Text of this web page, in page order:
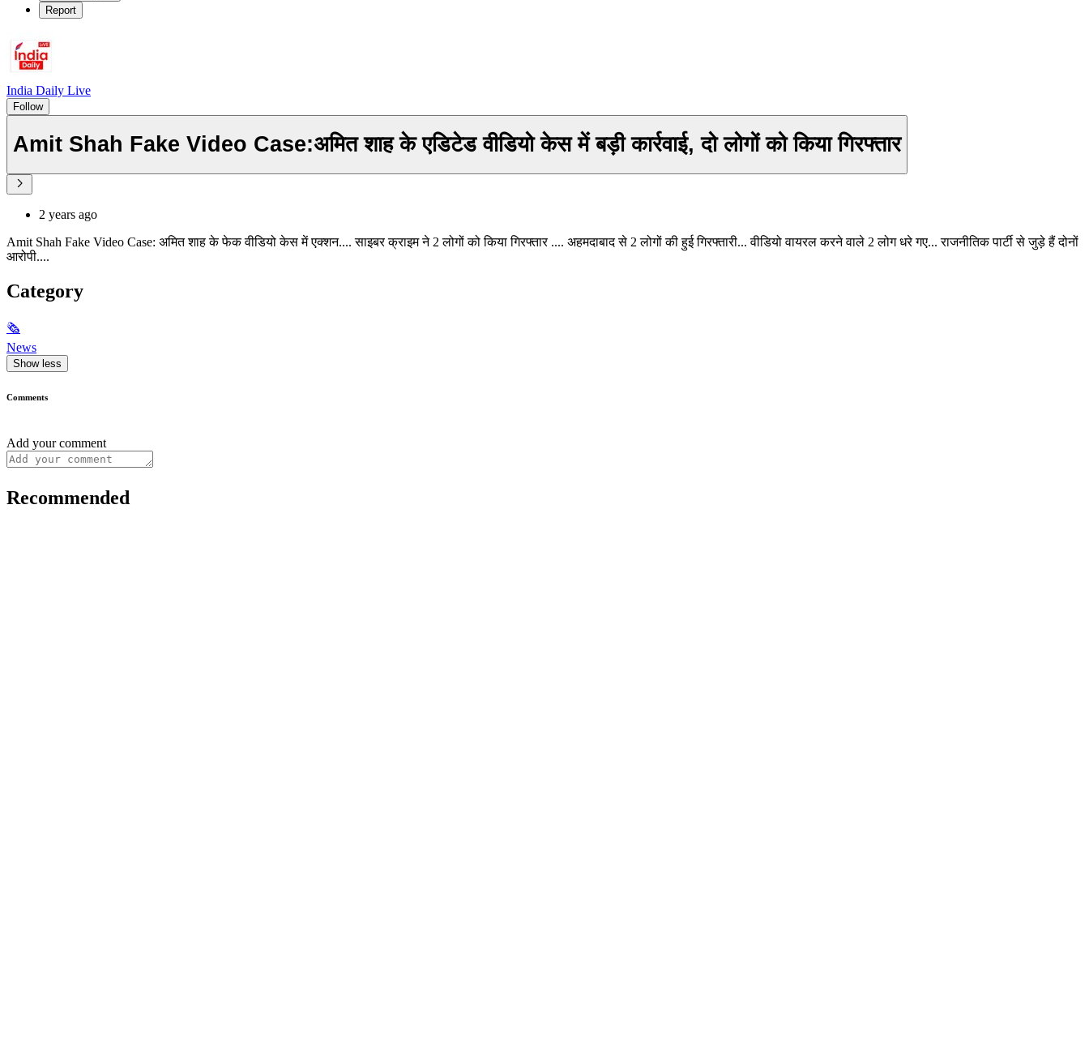
Report
India Daily Live
Follow
Amit Shah Fake Video Case:अमित शाह के एडिटेड वीडियो केस में बड़ी कार्रवाई, दो लोगों को किया गिरफ्तार
2 years ago
Amit Shah Fake Video Case: अमित शाह के फेक वीडियो केस में एक्शन.... साइबर क्राइम ने 2 लोगों को किया गिरफ्तार .... अहमदाबाद से 2 लोगों की हुई गिरफ्तारी... वीडियो वायरल करने वाले 2 लोग धरे गए... राजनीतिक पार्टी से जुड़े हैं दोनों
आरोपी....
Category
🗞
News
Show less
Comments
Add your comment
Recommended